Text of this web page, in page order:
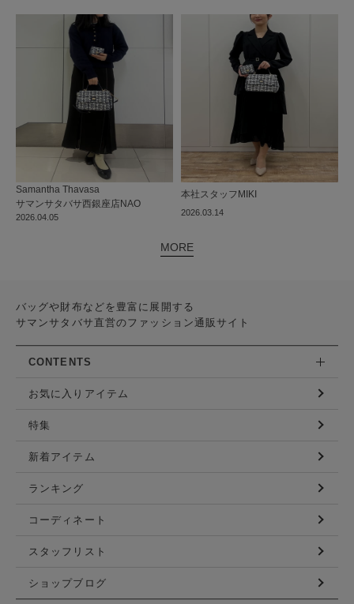
2026.04.05
Samantha Thavasa
サマンサタバサ西銀座店NAO
2026.03.14
本社 スタッフ MIKI
MORE
バッグや財布などを豊富に展開する
サマンサタバサ直営のファッション通販サイト
CONTENTS
お気に入りアイテム
特集
新着アイテム
ランキング
コーディネート
スタッフリスト
ショップブログ